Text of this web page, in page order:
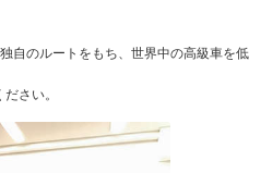
自のルートをもち、世界中の高級車を低
さい。